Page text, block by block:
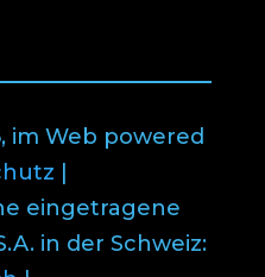
im Web powered
|
eingetragene
in der Schweiz: